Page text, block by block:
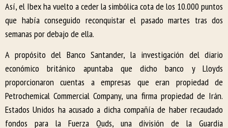
Así, el Ibex ha vuelto a ceder la simbólica cota de los 10.000 puntos
que había conseguido reconquistar el pasado martes tras dos
semanas por debajo de ella.
A propósito del Banco Santander, la investigación del diario
económico británico apuntaba que dicho banco y Lloyds
proporcionaron cuentas a empresas que eran propiedad de
Petrochemical Commercial Company, una firma propiedad de Irán.
Estados Unidos ha acusado a dicha compañía de haber recaudado
fondos para la Fuerza Quds, una división de la Guardia